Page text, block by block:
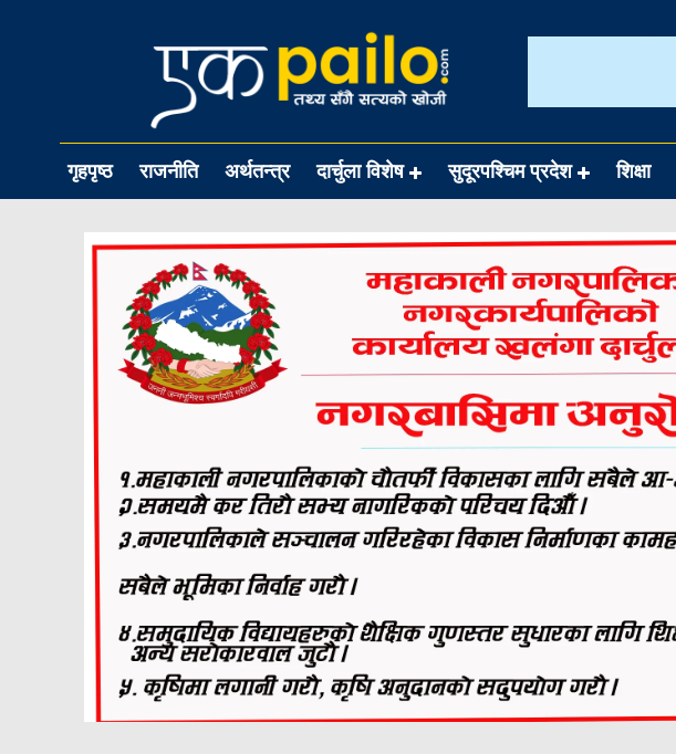
गृहपृष्ठ राजनीति अर्थतन्त्र दार्चुला विशेष सुदूरपश्चिम प्रदेश शिक्षा